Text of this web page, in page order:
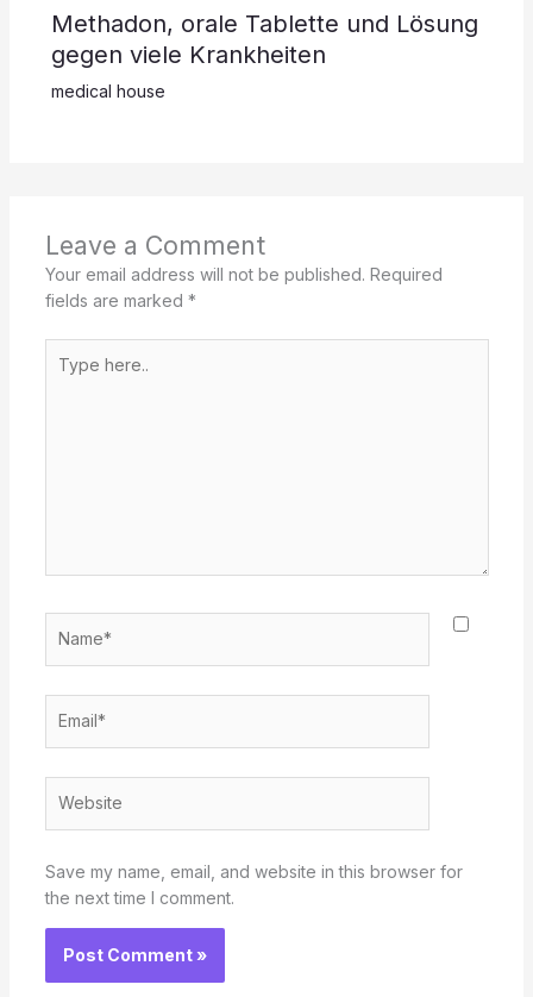
Methadon, orale Tablette und Lösung
gegen viele Krankheiten
medical house
Leave a Comment
Your email address will not be published. Required
fields are marked *
here..
Save my name, email, and website in this browser for
the next time I comment.